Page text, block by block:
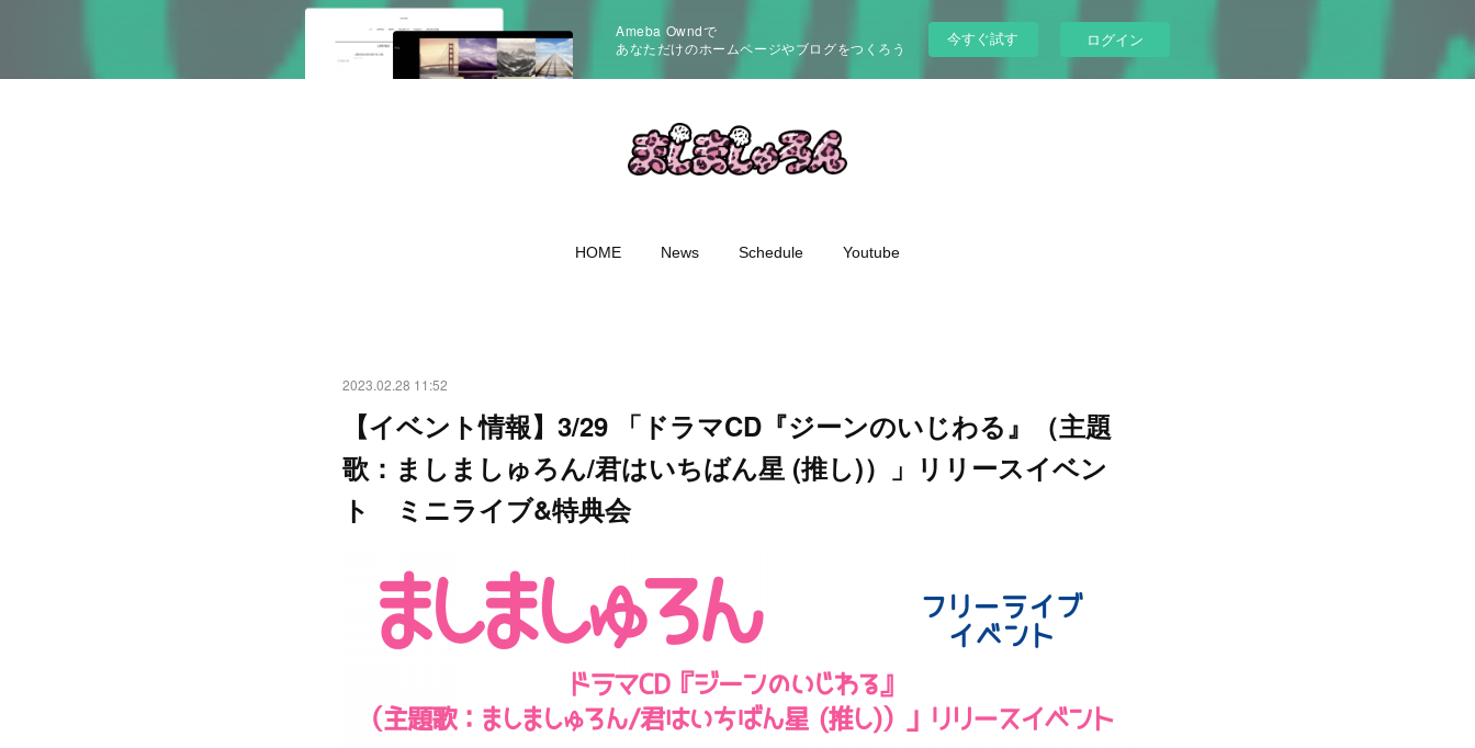
Ameba Owndで
あなただけのホームページやブログをつくろう
今すぐ試す ログイン
HOME News Schedule Youtube
2023.02.28 11:52
【イベント情報】3/29 「ドラマCD『ジーンのいじわる』（主題
歌：ましましゅろん/君はいちばん星 (推し)）」リリースイベン
ト ミニライブ&特典会